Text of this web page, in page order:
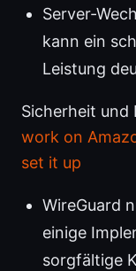
Server-
kann ein
Leistung
Sicherheit und
work on
set it up
WireGuard
einige
sorgfältige